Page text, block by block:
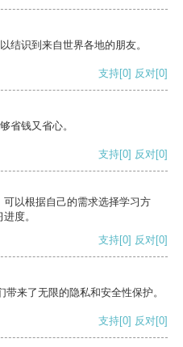
结识到来自世界各地的朋友。
支持[0] 反对[0]
省钱又省心。
支持[0] 反对[0]
以根据自己的需求选择学习方
度。
支持[0] 反对[0]
来了无限的隐私和安全性保护。
支持[0] 反对[0]